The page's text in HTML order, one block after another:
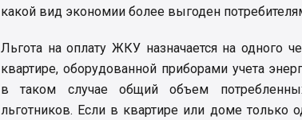
какой вид экономии более выгоден
Льгота на оплату ЖКУ назначается на одного
квартире, оборудованной приборами учета
в таком случае общий объем
льготников. Если в квартире или доме только